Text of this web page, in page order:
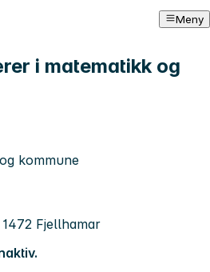
Meny
i matematikk og
kommune
Fjellhamar